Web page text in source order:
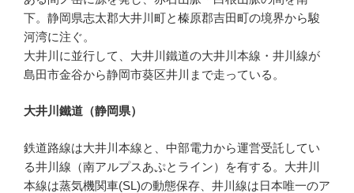
b
o
o
k
a
ot
e
st
下。静岡県志太郡大井川町と榛原郡吉田町の境界から駿
河湾に注ぐ。
大井川に並行して、大井川鐵道の大井川本線・井川線が
島田市金谷から静岡市葵区井川まで走っている。
大井川鐵道（静岡県）
鉄道路線は大井川本線と、中部電力から運営受託してい
る井川線（南アルプスあぷとライン）を有する。大井川
本線は蒸気機関車(SL)の動態保存、井川線は日本唯一のア